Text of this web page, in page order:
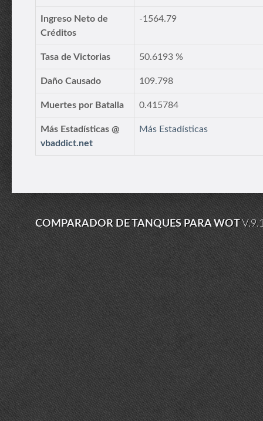
Ingreso Neto de
Créditos
-1564.79
Tasa de Victorias 50.6193 %
Daño Causado 109.798
Muertes por Batalla 0.415784
Más Estadísticas @
vbaddict.net
Más Estadísticas
COMPARADOR DE TANQUES PARA WOT